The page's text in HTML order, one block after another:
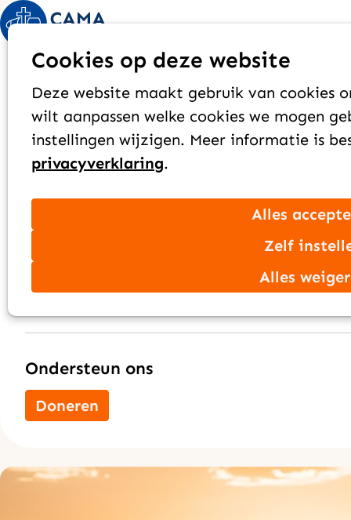
Cookies op deze website
Deze website maakt gebruik van cookies
wilt aanpassen welke cookies we mogen
instellingen wijzigen. Meer informatie is
privacyverklaring.
Alles
Zelf
Alles
Azië
2022
Ondersteun ons
Doneren